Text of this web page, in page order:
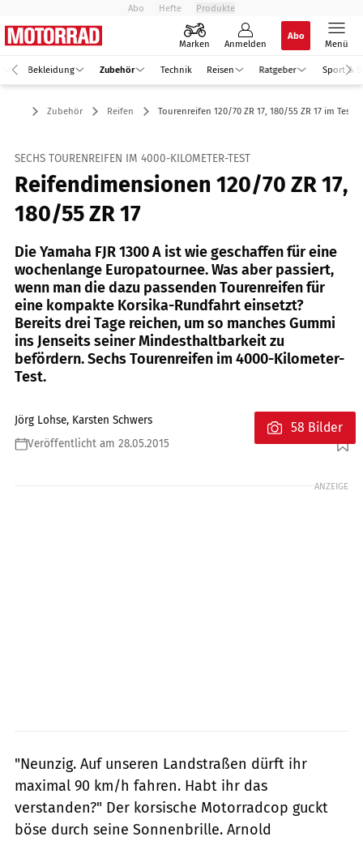
Abo Hefte Produkte
Marken Anmelden
Abo
Menü
Bekleidung Zubehör Technik Reisen Ratgeber Sport &
Zubehör Reifen Tourenreifen 120/70 ZR 17, 180/55 ZR 17 im Test
SECHS TOURENREIFEN IM 4000-KILOMETER-TEST
Reifendimensionen 120/70 ZR 17,
180/55 ZR 17
Die Yamaha FJR 1300 A ist wie geschaffen für eine
wochenlange Europatournee. Was aber passiert,
wenn man die dazu passenden Tourenreifen für
eine kompakte Korsika-Rundfahrt einsetzt?
Bereits drei Tage reichen, um so manches Gummi
ins Jenseits seiner Mindesthaltbarkeit zu
befördern. Sechs Tourenreifen im 4000-Kilometer-
Test.
Jörg Lohse, Karsten Schwers
Veröffentlicht am 28.05.2015
Foto: markus-jahn.com
58 Bilder
ANZEIGE
"Neunzig. Auf unseren Landstraßen dürft ihr
maximal 90 km/h fahren. Habt ihr das
verstanden?" Der korsische Motorradcop guckt
böse durch seine Sonnenbrille. Arnold